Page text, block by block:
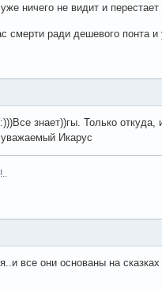
ничего не видит и
смерти ради дешевого понта и
знает))гы. Только откуда,
уважаемый Икарус
все они основаны на сказках